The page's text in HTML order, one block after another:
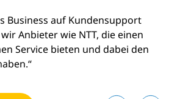
Business auf Kundensupport
Anbieter wie NTT, die einen
Service bieten und dabei den